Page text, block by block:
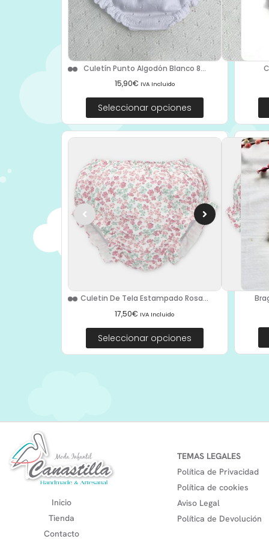
Culetín Punto Algodón Blanco 8...
15,90€ IVA Incluido
Seleccionar opciones
Culetin De Tela Estampado Rosa...
17,50€ IVA Incluido
Seleccionar opciones
Inicio
Tienda
Contacto
TEMAS LEGALES
Política de Privacidad
Política de cookies
Aviso Legal
Política de Devolución